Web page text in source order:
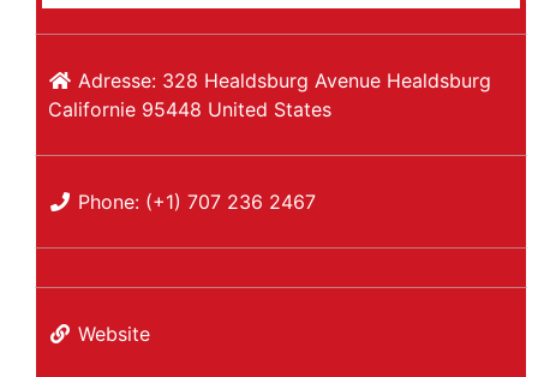
Adresse: 328 Healdsburg Avenue Healdsburg
Californie 95448 United States
Phone: (+1) 707 236 2467
Website